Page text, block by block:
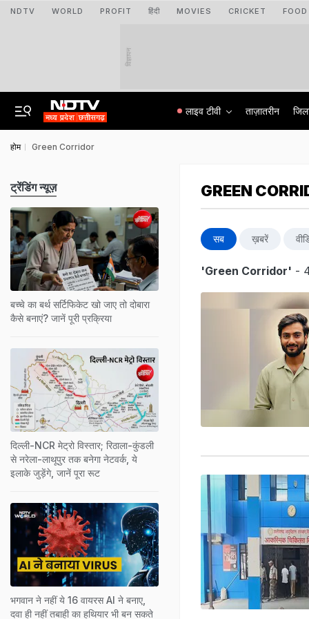
NDTV WORLD PROFIT हिंदी MOVIES CRICKET FOOD
विज्ञापन
लाइव टीवी ताज़ातरीन
होम Green Corridor
GREEN
सब ख़बरें
'Green Corridor' -
ट्रेंडिंग न्यूज़
बच्चे का बर्थ सर्टिफिकेट खो जाए तो दोबारा
कैसे बनाएं? जानें पूरी प्रक्रिया
दिल्ली-NCR मेट्रो विस्तार; रिठाला-कुंडली
से नरेला-लाथूपुर तक बनेगा नेटवर्क, ये
इलाके जुड़ेंगे, जानें पूरा रूट
भगवान ने नहीं ये 16 वायरस AI ने बनाए,
दवा ही नहीं तबाही का हथियार भी बन सकते